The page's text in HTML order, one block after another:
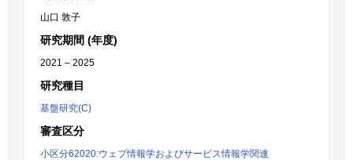
山口 敦子
研究期間 (年度)
2021 – 2025
研究種目
基盤研究(C)
審査区分
小区分62020:ウェブ情報学およびサービス情報学関連